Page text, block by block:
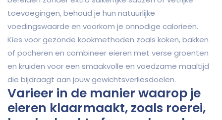
toevoegingen, behoud je hun natuurlijke
voedingswaarde en voorkom je onnodige calorieën.
Kies voor gezonde kookmethoden zoals koken, bakken
of pocheren en combineer eieren met verse groenten
en kruiden voor een smaakvolle en voedzame maaltijd
die bijdraagt aan jouw gewichtsverliesdoelen.
Varieer in de manier waarop je
eieren klaarmaakt, zoals roerei,